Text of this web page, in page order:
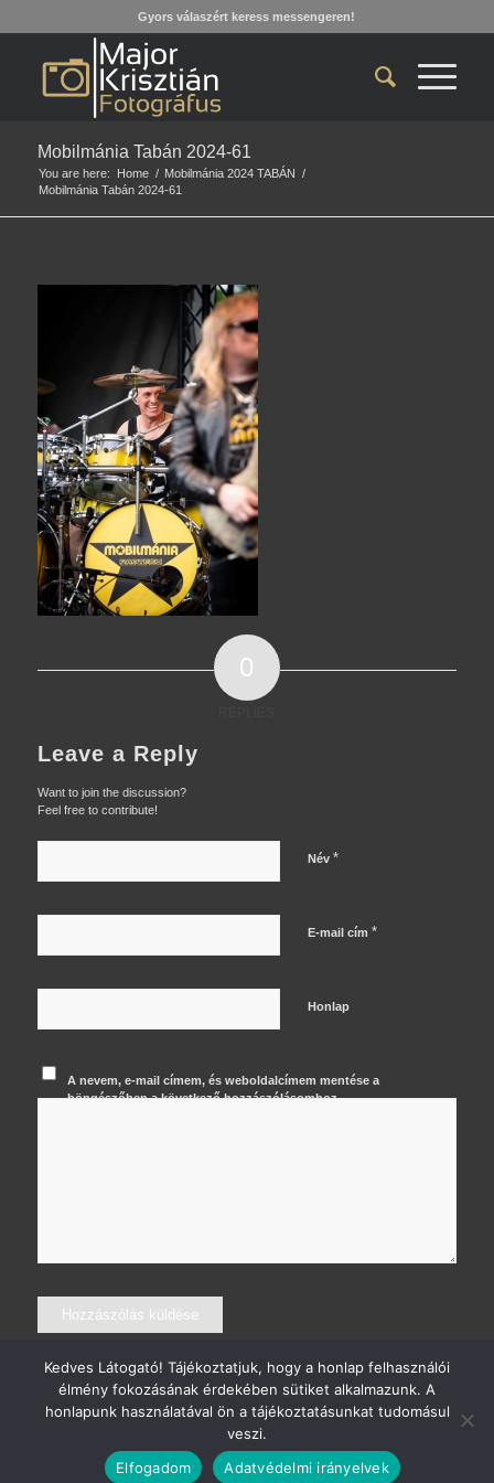
Gyors válaszért keress messengeren!
Mobilmánia Tabán 2024-61
You are here: Home / Mobilmánia 2024 TABÁN /
Mobilmánia Tabán 2024-61
0
Leave a Reply
Want to join the discussion?
Feel free to contribute!
Név *
E-mail cím *
Honlap
A nevem, e-mail címem, és weboldalcímem mentése a
böngészőben a következő hozzászólásomhoz.
© 2026 Major Krisztián Fotográfus
Adatvédelem Általános szerződési feltételek
Kedves Látogató! Tájékoztatjuk, hogy a honlap felhasználói
élmény fokozásának érdekében sütiket alkalmazunk. A
honlapunk használatával ön a tájékoztatásunkat tudomásul
veszi.
Elfogadom
Adatvédelmi irányelvek